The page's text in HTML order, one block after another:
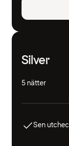
Silver
5 nätter
Sen